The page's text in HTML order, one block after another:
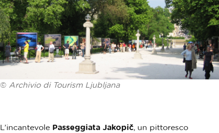
© Archivio di Tourism Ljubljana
L’incantevole Passeggiata Jakopič, un pittoresco